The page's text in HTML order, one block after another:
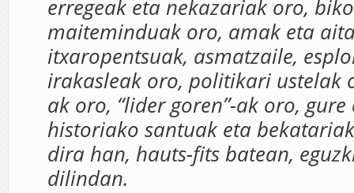
erregeak eta nekazariak oro,
maiteminduak oro, amak eta
itxaropentsuak, asmatzaile,
irakasleak oro, politikari ustelak
ak oro, “lider goren”-ak oro, gure
historiako santuak eta
dira han, hauts-fits batean,
dilindan.